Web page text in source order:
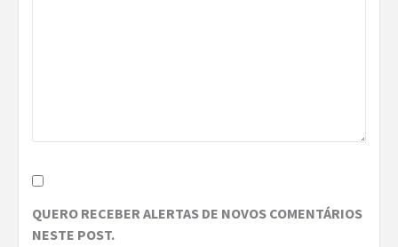
QUERO RECEBER ALERTAS DE NOVOS COMENTÁRIOS
NESTE POST.